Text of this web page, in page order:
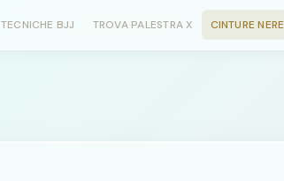
TECNICHE BJJ TROVA PALESTRA X CINTURE NERE